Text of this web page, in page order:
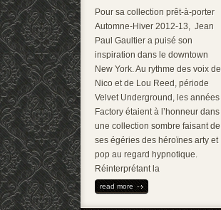
Pour sa collection prêt-à-porter
Automne-Hiver 2012-13, Jean
Paul Gaultier a puisé son
inspiration dans le downtown
New York. Au rythme des voix de
Nico et de Lou Reed, période
Velvet Underground, les années
Factory étaient à l’honneur dans
une collection sombre faisant de
ses égéries des héroïnes arty et
pop au regard hypnotique.
Réinterprétant la
read more